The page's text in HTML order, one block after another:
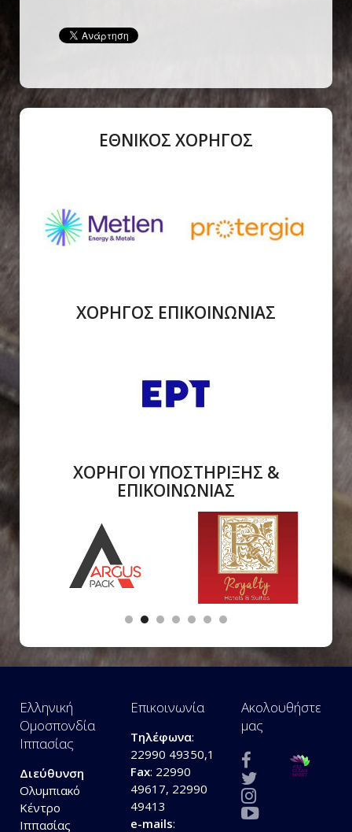
ΕΘΝΙΚΟΣ ΧΟΡΗΓΟΣ
ΧΟΡΗΓΟΣ ΕΠΙΚΟΙΝΩΝΙΑΣ
ΧΟΡΗΓΟΙ ΥΠΟΣΤΗΡΙΞΗΣ &
ΕΠΙΚΟΙΝΩΝΙΑΣ
Ελληνική
Ομοσπονδία
Ιππασίας
Διεύθυνση
Ολυμπιακό
Κέντρο
Ιππασίας
Επικοινωνία
Τηλέφωνα:
22990 49350,1
Fax: 22990
49617, 22990
49413
e-mails:
Ακολουθήστε
μας